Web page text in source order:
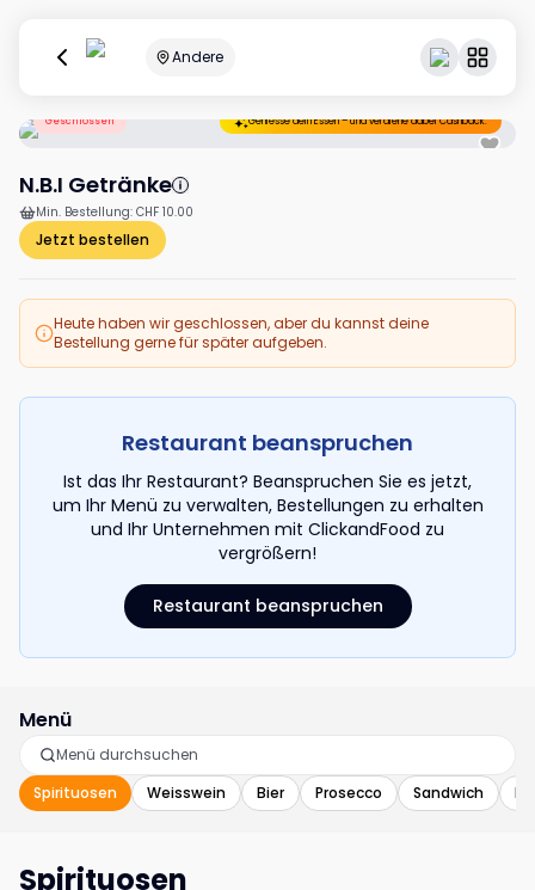
Andere
Geschlossen Geniesse dein Essen – und verdiene dabei Cashback.
N.B.I Getränke
Min. Bestellung: CHF 10.00
Jetzt bestellen
Heute haben wir geschlossen, aber du kannst deine
Bestellung gerne für später aufgeben.
Restaurant beanspruchen
Ist das Ihr Restaurant? Beanspruchen Sie es jetzt,
um Ihr Menü zu verwalten, Bestellungen zu erhalten
und Ihr Unternehmen mit ClickandFood zu
vergrößern!
Restaurant beanspruchen
Menü
Spirituosen Weisswein Bier Prosecco Sandwich
Spirituosen